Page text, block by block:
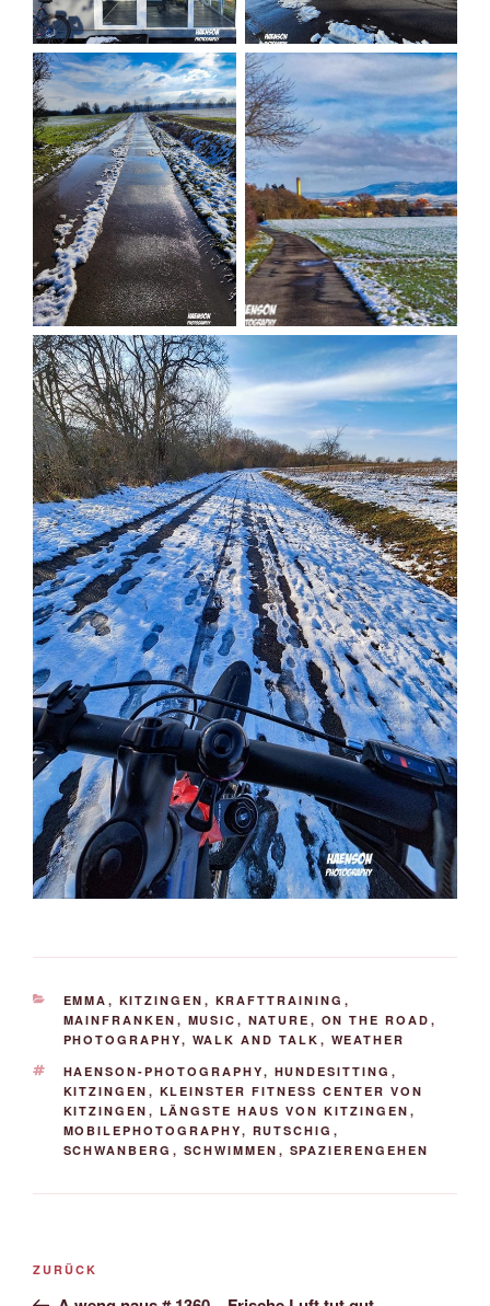
KATEGORIEN
EMMA , KITZINGEN , KRAFTTRAINING ,
MAINFRANKEN , MUSIC , NATURE , ON THE ROAD ,
PHOTOGRAPHY, WALK AND TALK , WEATHER
SCHLAGWÖRTER
HAENSON-PHOTOGRAPHY, HUNDESITTING ,
KITZINGEN , KLEINSTER FITNESS CENTER VON
KITZINGEN , LÄNGSTE HAUS VON KITZINGEN ,
MOBILEPHOTOGRAPHY, RUTSCHIG ,
SCHWANBERG , SCHWIMMEN , SPAZIERENGEHEN
Beitrags-
Vorheriger
Beitrag
ZURÜCK